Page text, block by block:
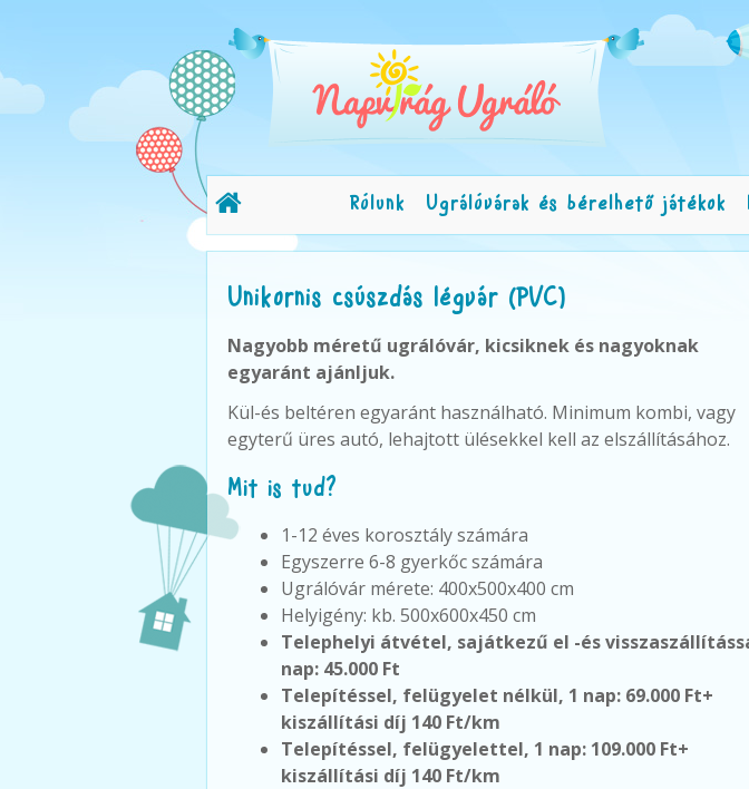
Rólunk Ugrálóvárak és bérelhető játékok
Unikornis csúszdás légvár (PVC)
Nagyobb méretű ugrálóvár, kicsiknek és nagyoknak
egyaránt ajánljuk.
Kül-és beltéren egyaránt használható. Minimum kombi, vagy
egyterű üres autó, lehajtott ülésekkel kell az elszállításához.
Mit is tud?
1-12 éves korosztály számára
Egyszerre 6-8 gyerkőc számára
Ugrálóvár mérete: 400x500x400 cm
Helyigény: kb. 500x600x450 cm
Telephelyi átvétel, sajátkezű el -és
nap: 45.000 Ft
Telepítéssel, felügyelet nélkül, 1 nap: 69.000 Ft+
kiszállítási díj 140 Ft/km
Telepítéssel, felügyelettel, 1 nap: 109.000 Ft+
kiszállítási díj 140 Ft/km